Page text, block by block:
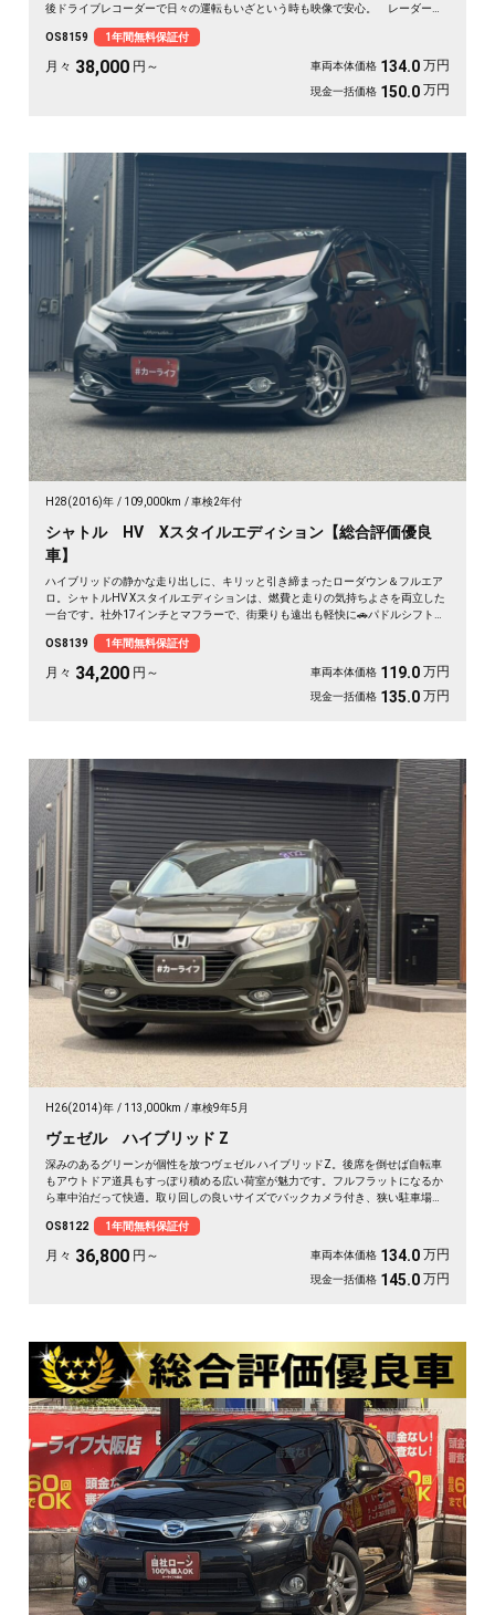
後ドライブレコーダーで日々の運転もいざという時も映像で安心。 レーダーク
と停められます。 仕事帰りにふらっと遠出したくなる、そんな相棒です✨ 高
級セダンがお値打ち、《1年保証付》で気持ちよく乗り出せます💫👍
OS8159 1年間無料保証付
月々 38,000 円～ 車両本体価格 134.0 万円
現金一括価格 150.0 万円
H28(2016)年 109,000km 車検2年付
シャトル HV Xスタイルエディション【総合評価優良
車】
ハイブリッドの静かな走り出しに、キリッと引き締まったローダウン＆フルエア
ロ。シャトルHV Xスタイルエディションは、燃費と走りの気持ちよさを両立した
一台です。社外17インチとマフラーで、街乗りも遠出も軽快に🚗パドルシフトで
心。仕事帰りにふらっと寄り道、休日は荷物を積んでロングドライブへ✨走りに
こだわる方に《1年保証付》💫
OS8139 1年間無料保証付
月々 34,200 円～ 車両本体価格 119.0 万円
現金一括価格 135.0 万円
H26(2014)年 113,000km 車検9年5月
ヴェゼル ハイブリッド Z
深みのあるグリーンが個性を放つヴェゼル ハイブリッドZ。後席を倒せば自転車
もアウトドア道具もすっぽり積める広い荷室が魅力です。フルフラットになるか
ら車中泊だって快適。取り回しの良いサイズでバックカメラ付き、狭い駐車場も
コーダー付きで万が一の時も映像で安心。走りに彩りを添える一台です《1年保
証付》🚗✨💚💺😎
OS8122 1年間無料保証付
月々 36,800 円～ 車両本体価格 134.0 万円
現金一括価格 145.0 万円